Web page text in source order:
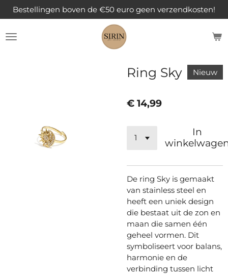
Ga
direct
naar
Bestellingen boven de €50 euro geen verzendkosten!
Ring Sky Nieuw
€ 14,99
In
De ring Sky is gemaakt
van stainless steel en
heeft een uniek design
die bestaat uit de zon en
maan die samen één
geheel vormen. Dit
symboliseert voor balans,
harmonie en de
verbinding tussen licht